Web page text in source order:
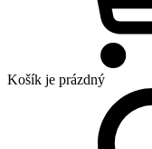
Košík je prázdný